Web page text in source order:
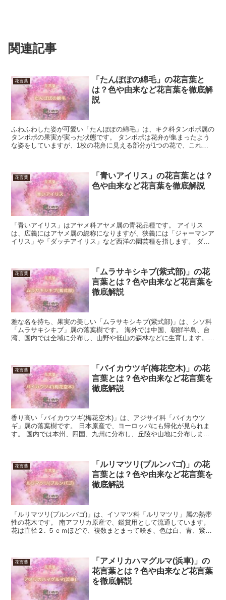
関連記事
花言葉
「たんぽぽの綿毛」の花言葉と
は？色や由来など花言葉を徹底解
説
ふわふわした姿が可愛い「たんぽぽの綿毛」は、キク科タンポポ属の
タンポポの果実が実った状態です。 タンポポは花弁が集まったよう
な姿をしていますが、1枚の花弁に見える部分が1つの花で、これが
花言葉
「青いアイリス」の花言葉とは？
色や由来など花言葉を徹底解説
「青いアイリス」はアヤメ科アヤメ属の青花品種です。 アイリス
は、広義にはアヤメ属の総称になりますが、狭義には「ジャーマンア
イリス」や「ダッチアイリス」など西洋の園芸種を指します。 ダッ
花言葉
「ムラサキシキブ(紫式部)」の花
言葉とは？色や由来など花言葉を
徹底解説
雅な名を持ち、果実の美しい「ムラサキシキブ(紫式部)」は、シソ科
「ムラサキシキブ」属の落葉樹です。 海外では中国、朝鮮半島、台
湾、国内では全域に分布し、山野や低山の森林などに生育します。
花言葉
「バイカウツギ(梅花空木)」の花
言葉とは？色や由来など花言葉を
徹底解説
香り高い「バイカウツギ(梅花空木)」は、アジサイ科「バイカウツ
ギ」属の落葉樹です。 日本原産で、ヨーロッパにも帰化が見られま
す。 国内では本州、四国、九州に分布し、丘陵や山地に分布しま
花言葉
「ルリマツリ(プルンバゴ)」の花
言葉とは？色や由来など花言葉を
徹底解説
「ルリマツリ(プルンバゴ)」は、イソマツ科「ルリマツリ」属の熱帯
性の花木です。 南アフリカ原産で、鑑賞用として流通しています。
花は直径２. ５ｃｍほどで、複数まとまって咲き、色は白、青、紫で
花言葉
「アメリカハマグルマ(浜車)」の
花言葉とは？色や由来など花言葉
を徹底解説